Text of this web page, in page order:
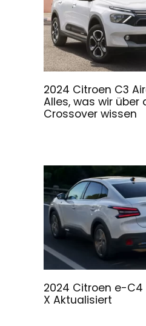
2024 Citroen C3
Alles, was wir über
Crossover wissen
2024 Citroen e-
X Aktualisiert